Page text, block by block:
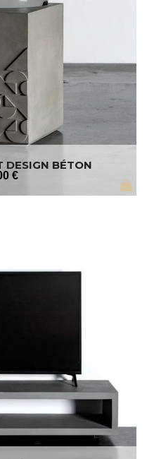
DESIGN BÉTON
€